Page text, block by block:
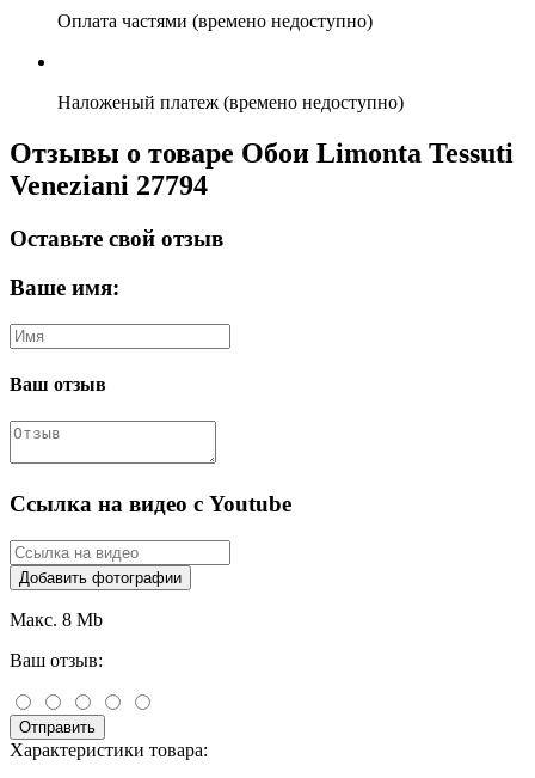
Оплата частями (времено недоступно)
Наложеный платеж (времено недоступно)
Отзывы о товаре Обои Limonta Tessuti
Veneziani 27794
Оставьте свой отзыв
Ваше имя:
Ваш отзыв
Ссылка на видео с Youtube
Добавить фотографии
Макс. 8 Mb
Ваш отзыв:
Отправить
Характеристики товара: